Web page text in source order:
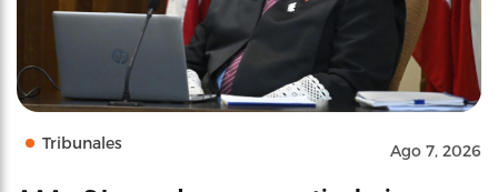
Tribunales Ago 7, 2026